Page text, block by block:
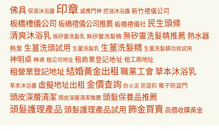
佛具 保濕沐浴露 印章 感應門神 控油沐浴露 新竹禮儀公司
板橋禮儀公司 板橋禮儀公司推薦板橋禮儀社 民生頭條
清爽沐浴乳 無矽靈洗髮乳 無矽靈洗髮精 無矽靈洗髮精推薦 熱水器
熱泵 生薑洗頭試用 生薑洗髮乳 生薑洗髮精 生薑洗髮精功效試用
神明桌 神桌 租公司地址 租商業登記地址 租工商地址
租營業登記地址結婚黃金出租職業工會草本沐浴乳
草本沐浴露 虛擬地址出租 金價查詢 防火泥 防盜扣 電子防盜門
頭皮深層清潔 頭皮深層清潔推薦 頭髮保養品推薦
頭髮護理產品 頭髮護理產品試用 飾金買賣 高價收購黃金